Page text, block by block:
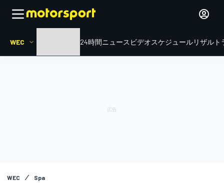
WEC ル・マン24時間ニュース ビデオスケジュールリザルト
WEC Spa